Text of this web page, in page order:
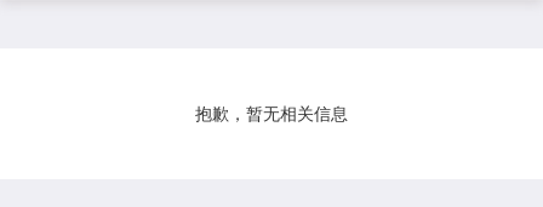
抱歉，暂无相关信息